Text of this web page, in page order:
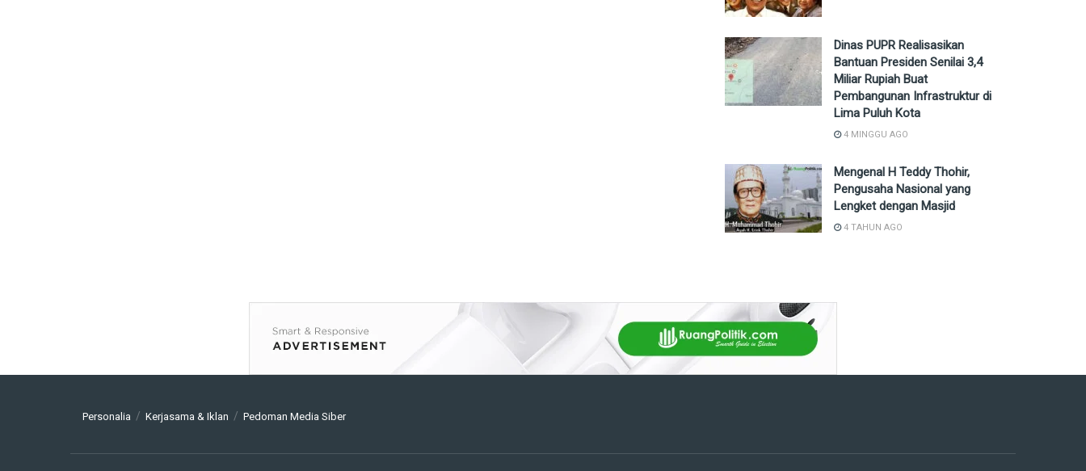
Dinas PUPR Realisasikan
Bantuan Presiden Senilai 3,4
Miliar Rupiah Buat
Pembangunan Infrastruktur di
Lima Puluh Kota
4 MINGGU AGO
Mengenal H Teddy Thohir,
Pengusaha Nasional yang
Lengket dengan Masjid
4 TAHUN AGO
Personalia Kerjasama & Iklan Pedoman Media Siber